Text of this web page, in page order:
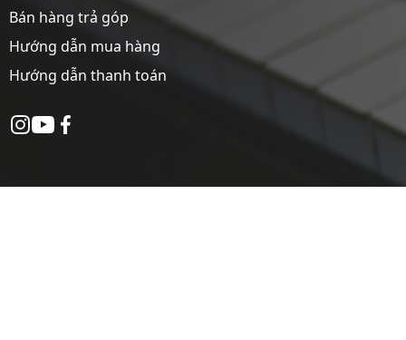
Bán hàng trả góp
Hướng dẫn mua hàng
Hướng dẫn thanh toán